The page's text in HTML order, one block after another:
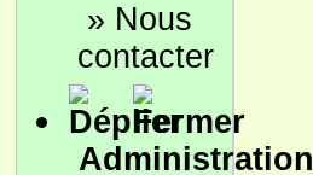
» Nous
contacter
Administration